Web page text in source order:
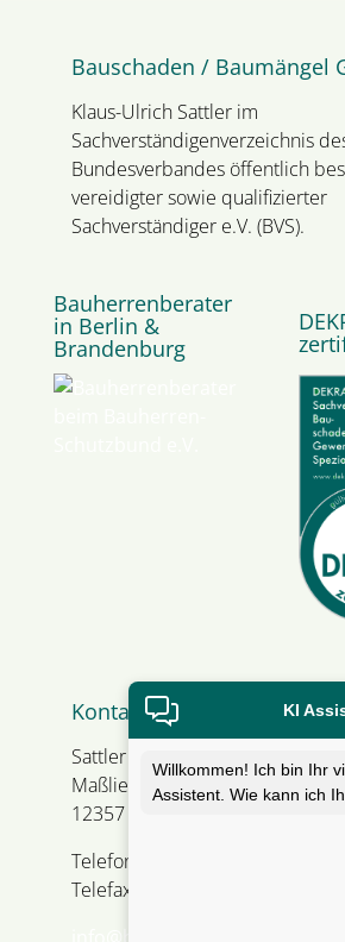
Bauschaden / Baumängel
Klaus-Ulrich Sattler im
Sachverständigenverzeichnis
Bundesverbandes öffentlich
vereidigter sowie qualifizierter
Sachverständiger e.V. (BVS).
Bauherrenberater
in Berlin &
Brandenburg
Kontakt
Sattler Bausachverständiger
Maßliebweg 1
12357 Berlin
Telefon +49 30 66 93 13 56
Telefax +49 30 66 93 13 57
KI
Willkommen! Ich bin Ihr
Assistent. Wie kann ich